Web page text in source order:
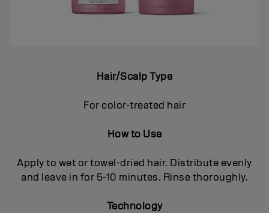
Hair/Scalp Type
For color-treated hair
How to Use
Apply to wet or towel-dried hair. Distribute evenly
and leave in for 5-10 minutes. Rinse thoroughly.
Technology